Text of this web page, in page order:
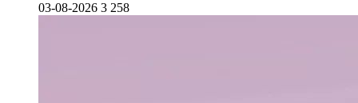
03-08-2026 3 258